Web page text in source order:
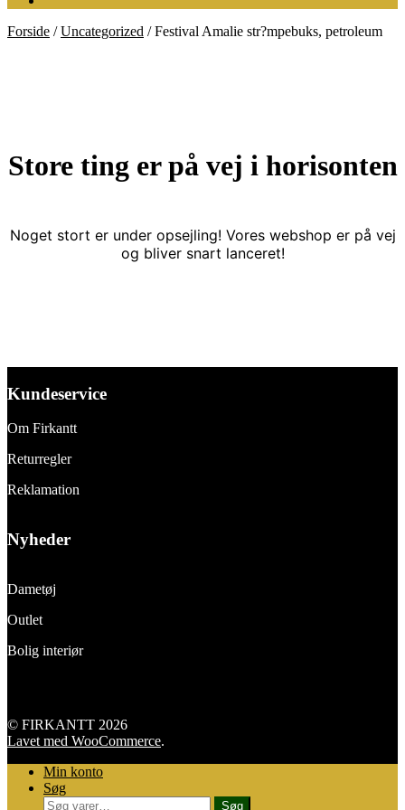
Forside /Uncategorized /Festival Amalie str?mpebuks, petroleum
Store ting er på vej i horisonten
Noget stort er under opsejling! Vores webshop er på vej
og bliver snart lanceret!
Kundeservice
Om Firkantt
Returregler
Reklamation
Nyheder
Dametøj
Outlet
Bolig interiør
© FIRKANTT 2026
Lavet med WooCommerce.
Min konto
Søg
Søg
Søg